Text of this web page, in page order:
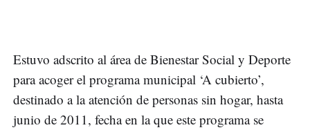
Estuvo adscrito al área de Bienestar Social y Deporte
para acoger el programa municipal ‘A cubierto’,
destinado a la atención de personas sin hogar, hasta
junio de 2011, fecha en la que este programa se